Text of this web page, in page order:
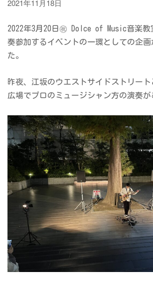
2021年11月18日
2022年3月20日㊗ Dolce of Music音楽教
奏参加するイベントの一環としての企
た。
昨夜、江坂のウエストサイドストリー
広場でプロのミュージシャン方の演奏が